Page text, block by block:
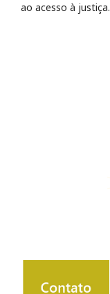
ao acesso à justiça.